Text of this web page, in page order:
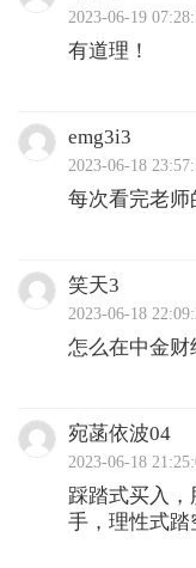
2023-06-19
有道理！
emg3i3
2023-06-18
每次看完老
笑天3
2023-06-18
怎么在中金财
宛菡依波04
2023-06-18
踩踏式买入
手，理性式踏